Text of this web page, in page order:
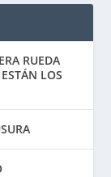
RUEDA
LOS